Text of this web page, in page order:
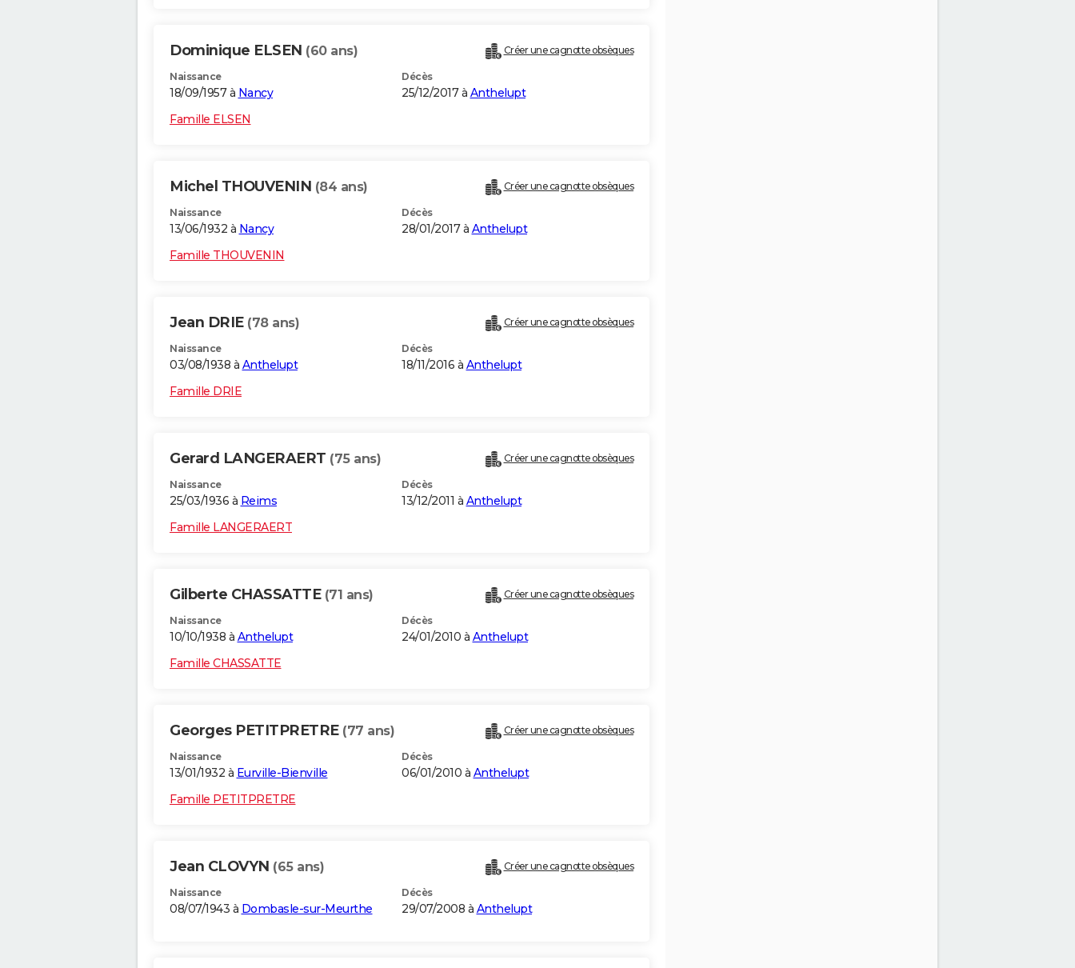
Dominique ELSEN (60 ans) Créer une cagnotte obsèques
Naissance
18/09/1957 à Nancy
Décès
25/12/2017 à Anthelupt
Famille ELSEN
Michel THOUVENIN (84 ans) Créer une cagnotte obsèques
Naissance
13/06/1932 à Nancy
Décès
28/01/2017 à Anthelupt
Famille THOUVENIN
Jean DRIE (78 ans) Créer une cagnotte obsèques
Naissance
03/08/1938 à Anthelupt
Décès
18/11/2016 à Anthelupt
Famille DRIE
Gerard LANGERAERT (75 ans) Créer une cagnotte obsèques
Naissance
25/03/1936 à Reims
Décès
13/12/2011 à Anthelupt
Famille LANGERAERT
Gilberte CHASSATTE (71 ans) Créer une cagnotte obsèques
Naissance
10/10/1938 à Anthelupt
Décès
24/01/2010 à Anthelupt
Famille CHASSATTE
Georges PETITPRETRE (77 ans) Créer une cagnotte obsèques
Naissance
13/01/1932 à Eurville-Bienville
Décès
06/01/2010 à Anthelupt
Famille PETITPRETRE
Jean CLOVYN (65 ans) Créer une cagnotte obsèques
Naissance
08/07/1943 à Dombasle-sur-Meurthe
Décès
29/07/2008 à Anthelupt